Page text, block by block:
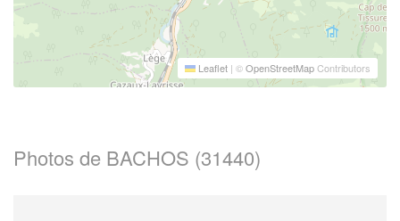
Leaflet | ©OpenStreetMapContributors
Photos de BACHOS (31440)